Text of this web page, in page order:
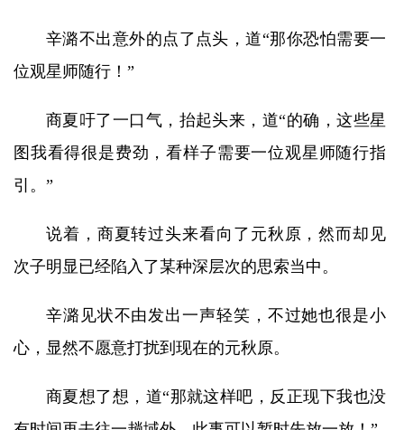
辛潞不出意外的点了点头，道“那你恐怕需要一
位观星师随行！”
商夏吁了一口气，抬起头来，道“的确，这些星
图我看得很是费劲，看样子需要一位观星师随行指
引。”
说着，商夏转过头来看向了元秋原，然而却见
次子明显已经陷入了某种深层次的思索当中。
辛潞见状不由发出一声轻笑，不过她也很是小
心，显然不愿意打扰到现在的元秋原。
商夏想了想，道“那就这样吧，反正现下我也没